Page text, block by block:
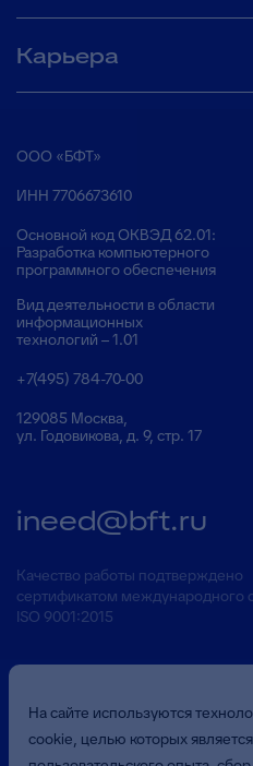
Карьера
ООО «БФТ»
ИНН 7706673610
Основной код ОКВЭД 62.01:
Разработка компьютерного
программного обеспечения
Вид деятельности в области
информационных
технологий – 1.01
+7(495) 784-70-00
129085 Москва,
ул. Годовикова, д. 9, стр. 17
ineed@bft.ru
Качество работы подтверждено
сертификатом международного
ISO 9001:2015
На сайте используются
cookie, целью которых